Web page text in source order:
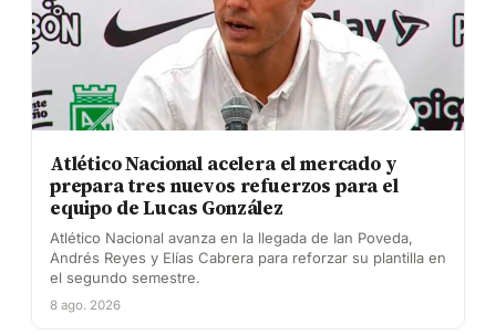
Atlético Nacional acelera el mercado y
prepara tres nuevos refuerzos para el
equipo de Lucas González
Atlético Nacional avanza en la llegada de Ian Poveda,
Andrés Reyes y Elías Cabrera para reforzar su plantilla en
el segundo semestre.
8 ago. 2026